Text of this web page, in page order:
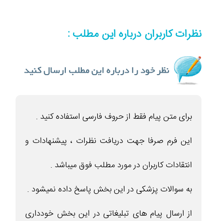
نظرات کاربران درباره این مطلب :
برای متن پیام فقط از حروف فارسی استفاده کنید .
این فرم صرفا جهت دریافت نظرات ، پیشنهادات و
انتقادات کاربران در مورد مطلب فوق میباشد .
به سوالات پزشکی در این بخش پاسخ داده نمیشود .
از ارسال پیام های تبلیغاتی در این بخش خودداری